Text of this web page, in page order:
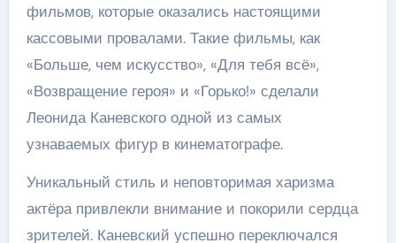
фильмов, которые оказались настоящими
кассовыми провалами. Такие фильмы, как
«Больше, чем искусство», «Для тебя всё»,
«Возвращение героя» и «Горько!» сделали
Леонида Каневского одной из самых
узнаваемых фигур в кинематографе.
Уникальный стиль и неповторимая харизма
актёра привлекли внимание и покорили сердца
зрителей. Каневский успешно переключался